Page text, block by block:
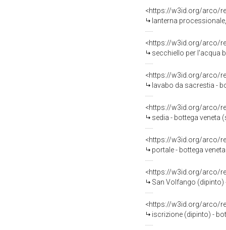
<https://w3id.org/arco/
lanterna
<https://w3id.org/arco/
secchiello per l'acqua
<https://w3id.org/arco/
lavabo da sacrestia -
<https://w3id.org/arco/
sedia - bottega veneta
<https://w3id.org/arco/
portale - bottega
<https://w3id.org/arco/
San Volfango (dipinto)
<https://w3id.org/arco/
iscrizione (dipinto) -